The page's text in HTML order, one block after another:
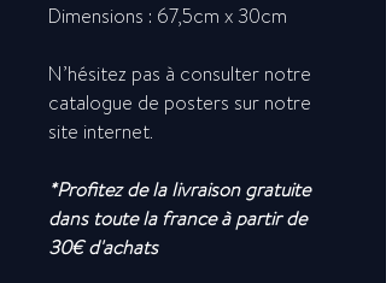
Dimensions : 67,5cm x 30cm
N’hésitez pas à consulter notre
catalogue de posters sur notre
site internet.
*Profitez de la livraison gratuite
dans toute la france à partir de
30€ d'achats